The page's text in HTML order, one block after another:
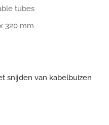
tubes
320 mm
snijden van kabelbuizen